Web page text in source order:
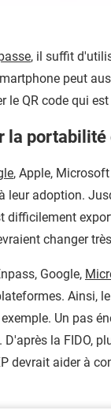
, il suffit
peut
QR code qui
la
, Apple,
adoption.
changer
Google,
Ainsi,
Un pas
la FIDO,
devrait aider à